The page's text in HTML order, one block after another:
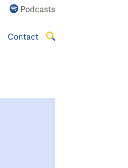
Podcasts
Contact